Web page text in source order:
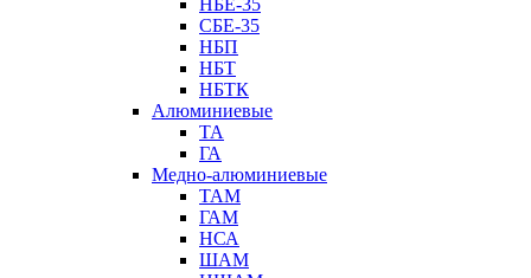
НБЕ-35
СБЕ-35
НБП
НБТ
НБТК
Алюминиевые
ТА
ГА
Медно-алюминиевые
ТАМ
ГАМ
НСА
ШАМ